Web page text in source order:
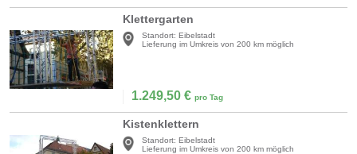
Klettergarten
Standort: Eibelstadt
Lieferung im Umkreis von 200 km möglich
1.249,50 € pro Tag
Kistenklettern
Standort: Eibelstadt
Lieferung im Umkreis von 200 km möglich